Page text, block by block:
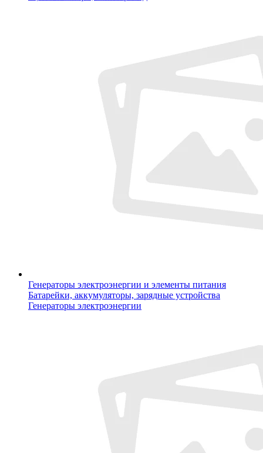
Генераторы электроэнергии и элементы питания
Батарейки, аккумуляторы, зарядные устройства
Генераторы электроэнергии